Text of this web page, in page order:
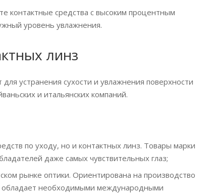
контактные средства с высоким процентным
уровень увлажнения.
линз
устранения сухости и увлажнения поверхности
и итальянских компаний.
по уходу, но и контактных линз. Товары марки
даже самых чувствительных глаз;
рынке оптики. Ориентирована на производство
обладает необходимыми международными